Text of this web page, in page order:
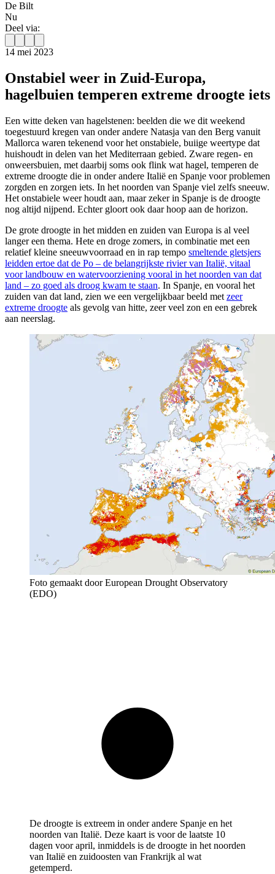
De Bilt
Nu
Deel via:
14 mei 2023
Onstabiel weer in Zuid-Europa,
hagelbuien temperen extreme droogte iets
Een witte deken van hagelstenen: beelden die we dit weekend
toegestuurd kregen van onder andere Natasja van den Berg vanuit
Mallorca waren tekenend voor het onstabiele, buiige weertype dat
huishoudt in delen van het Mediterraan gebied. Zware regen- en
onweersbuien, met daarbij soms ook flink wat hagel, temperen de
extreme droogte die in onder andere Italië en Spanje voor problemen
zorgden en zorgen iets. In het noorden van Spanje viel zelfs sneeuw.
Het onstabiele weer houdt aan, maar zeker in Spanje is de droogte
nog altijd nijpend. Echter gloort ook daar hoop aan de horizon.
De grote droogte in het midden en zuiden van Europa is al veel
langer een thema. Hete en droge zomers, in combinatie met een
relatief kleine sneeuwvoorraad en in rap tempo smeltende gletsjers
leidden ertoe dat de Po – de belangrijkste rivier van Italië, vitaal
voor landbouw en watervoorziening vooral in het noorden van dat
land – zo goed als droog kwam te staan. In Spanje, en vooral het
zuiden van dat land, zien we een vergelijkbaar beeld met zeer
extreme droogte als gevolg van hitte, zeer veel zon en een gebrek
aan neerslag.
Foto gemaakt door European Drought Observatory
(EDO)
De droogte is extreem in onder andere Spanje en het
noorden van Italië. Deze kaart is voor de laatste 10
dagen voor april, inmiddels is de droogte in het noorden
van Italië en zuidoosten van Frankrijk al wat
getemperd.